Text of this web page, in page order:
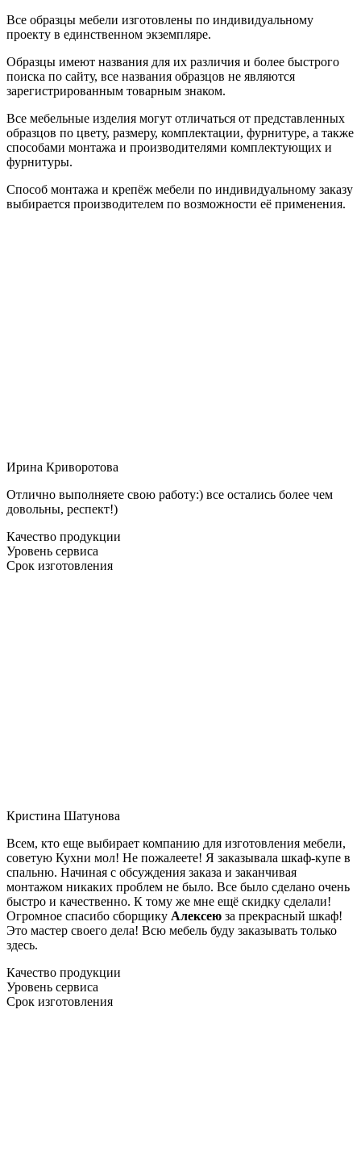
Все образцы мебели изготовлены по индивидуальному
проекту в единственном экземпляре.
Образцы имеют названия для их различия и более быстрого
поиска по сайту, все названия образцов не являются
зарегистрированным товарным знаком.
Все мебельные изделия могут отличаться от представленных
образцов по цвету, размеру, комплектации, фурнитуре, а также
способами монтажа и производителями комплектующих и
фурнитуры.
Способ монтажа и крепёж мебели по индивидуальному заказу
выбирается производителем по возможности её применения.
Ирина Криворотова
Отлично выполняете свою работу:) все остались более чем
довольны, респект!)
Качество продукции
Уровень сервиса
Срок изготовления
Кристина Шатунова
Всем, кто еще выбирает компанию для изготовления мебели,
советую Кухни мол! Не пожалеете! Я заказывала шкаф-купе в
спальню. Начиная с обсуждения заказа и заканчивая
монтажом никаких проблем не было. Все было сделано очень
быстро и качественно. К тому же мне ещё скидку сделали!
Огромное спасибо сборщику Алексею за прекрасный шкаф!
Это мастер своего дела! Всю мебель буду заказывать только
здесь.
Качество продукции
Уровень сервиса
Срок изготовления